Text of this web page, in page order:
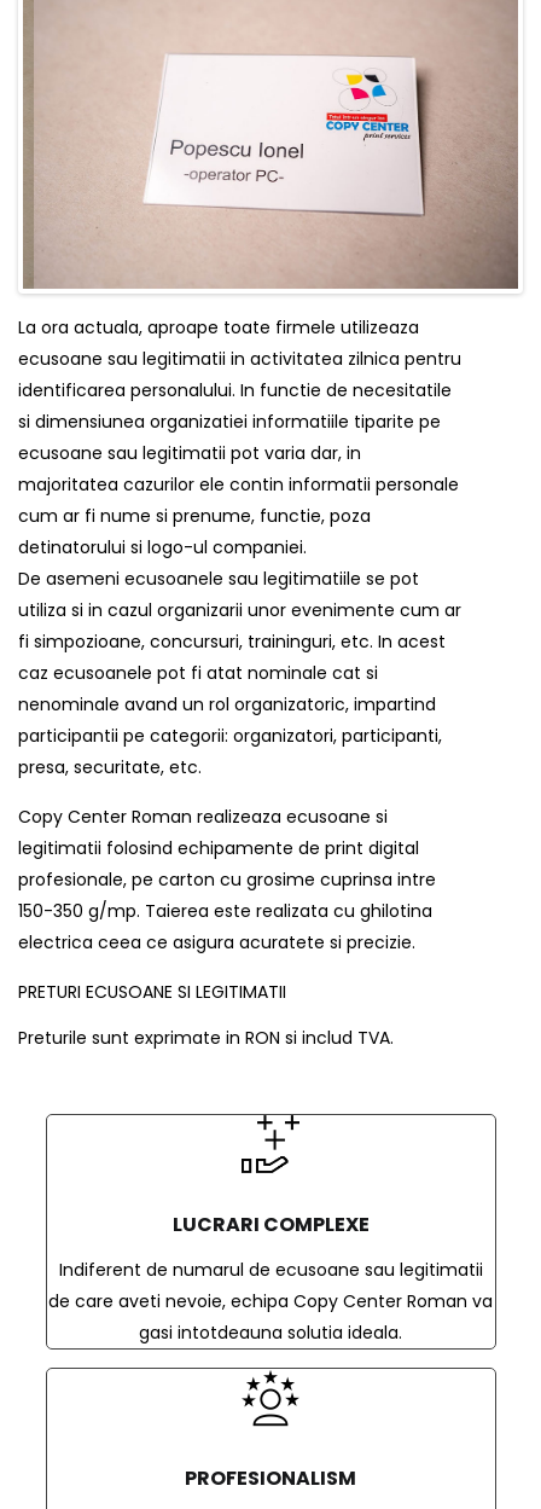
La ora actuala, aproape toate firmele utilizeaza
ecusoane sau legitimatii in activitatea zilnica pentru
identificarea personalului. In functie de necesitatile
si dimensiunea organizatiei informatiile tiparite pe
ecusoane sau legitimatii pot varia dar, in
majoritatea cazurilor ele contin informatii personale
cum ar fi nume si prenume, functie, poza
detinatorului si logo-ul companiei.
De asemeni ecusoanele sau legitimatiile se pot
utiliza si in cazul organizarii unor evenimente cum ar
fi simpozioane, concursuri, traininguri, etc. In acest
caz ecusoanele pot fi atat nominale cat si
nenominale avand un rol organizatoric, impartind
participantii pe categorii: organizatori, participanti,
presa, securitate, etc.
Copy Center Roman realizeaza ecusoane si
legitimatii folosind echipamente de print digital
profesionale, pe carton cu grosime cuprinsa intre
150-350 g/mp. Taierea este realizata cu ghilotina
electrica ceea ce asigura acuratete si precizie.
PRETURI ECUSOANE SI LEGITIMATII
Preturile sunt exprimate in RON si includ TVA.
LUCRARI COMPLEXE
Indiferent de numarul de ecusoane sau legitimatii
de care aveti nevoie, echipa Copy Center Roman va
gasi intotdeauna solutia ideala.
PROFESIONALISM